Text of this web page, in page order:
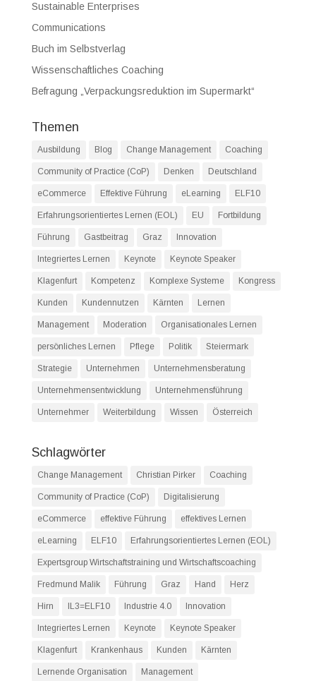
Sustainable Enterprises
Communications
Buch im Selbstverlag
Wissenschaftliches Coaching
Befragung „Verpackungsreduktion im Supermarkt“
Themen
Ausbildung Blog Change Management Coaching
Community of Practice (CoP) Denken Deutschland
eCommerce Effektive Führung eLearning ELF10
Erfahrungsorientiertes Lernen (EOL) EU Fortbildung
Führung Gastbeitrag Graz Innovation
Integriertes Lernen Keynote Keynote Speaker
Klagenfurt Kompetenz Komplexe Systeme Kongress
Kunden Kundennutzen Kärnten Lernen
Management Moderation Organisationales Lernen
persönliches Lernen Pflege Politik Steiermark
Strategie Unternehmen Unternehmensberatung
Unternehmensentwicklung Unternehmensführung
Unternehmer Weiterbildung Wissen Österreich
Schlagwörter
Change Management Christian Pirker Coaching
Community of Practice (CoP) Digitalisierung
eCommerce effektive Führung effektives Lernen
eLearning ELF10 Erfahrungsorientiertes Lernen (EOL)
Expertsgroup Wirtschaftstraining und Wirtschaftscoaching
Fredmund Malik Führung Graz Hand Herz
Hirn IL3=ELF10 Industrie 4.0 Innovation
Integriertes Lernen Keynote Keynote Speaker
Klagenfurt Krankenhaus Kunden Kärnten
Lernende Organisation Management